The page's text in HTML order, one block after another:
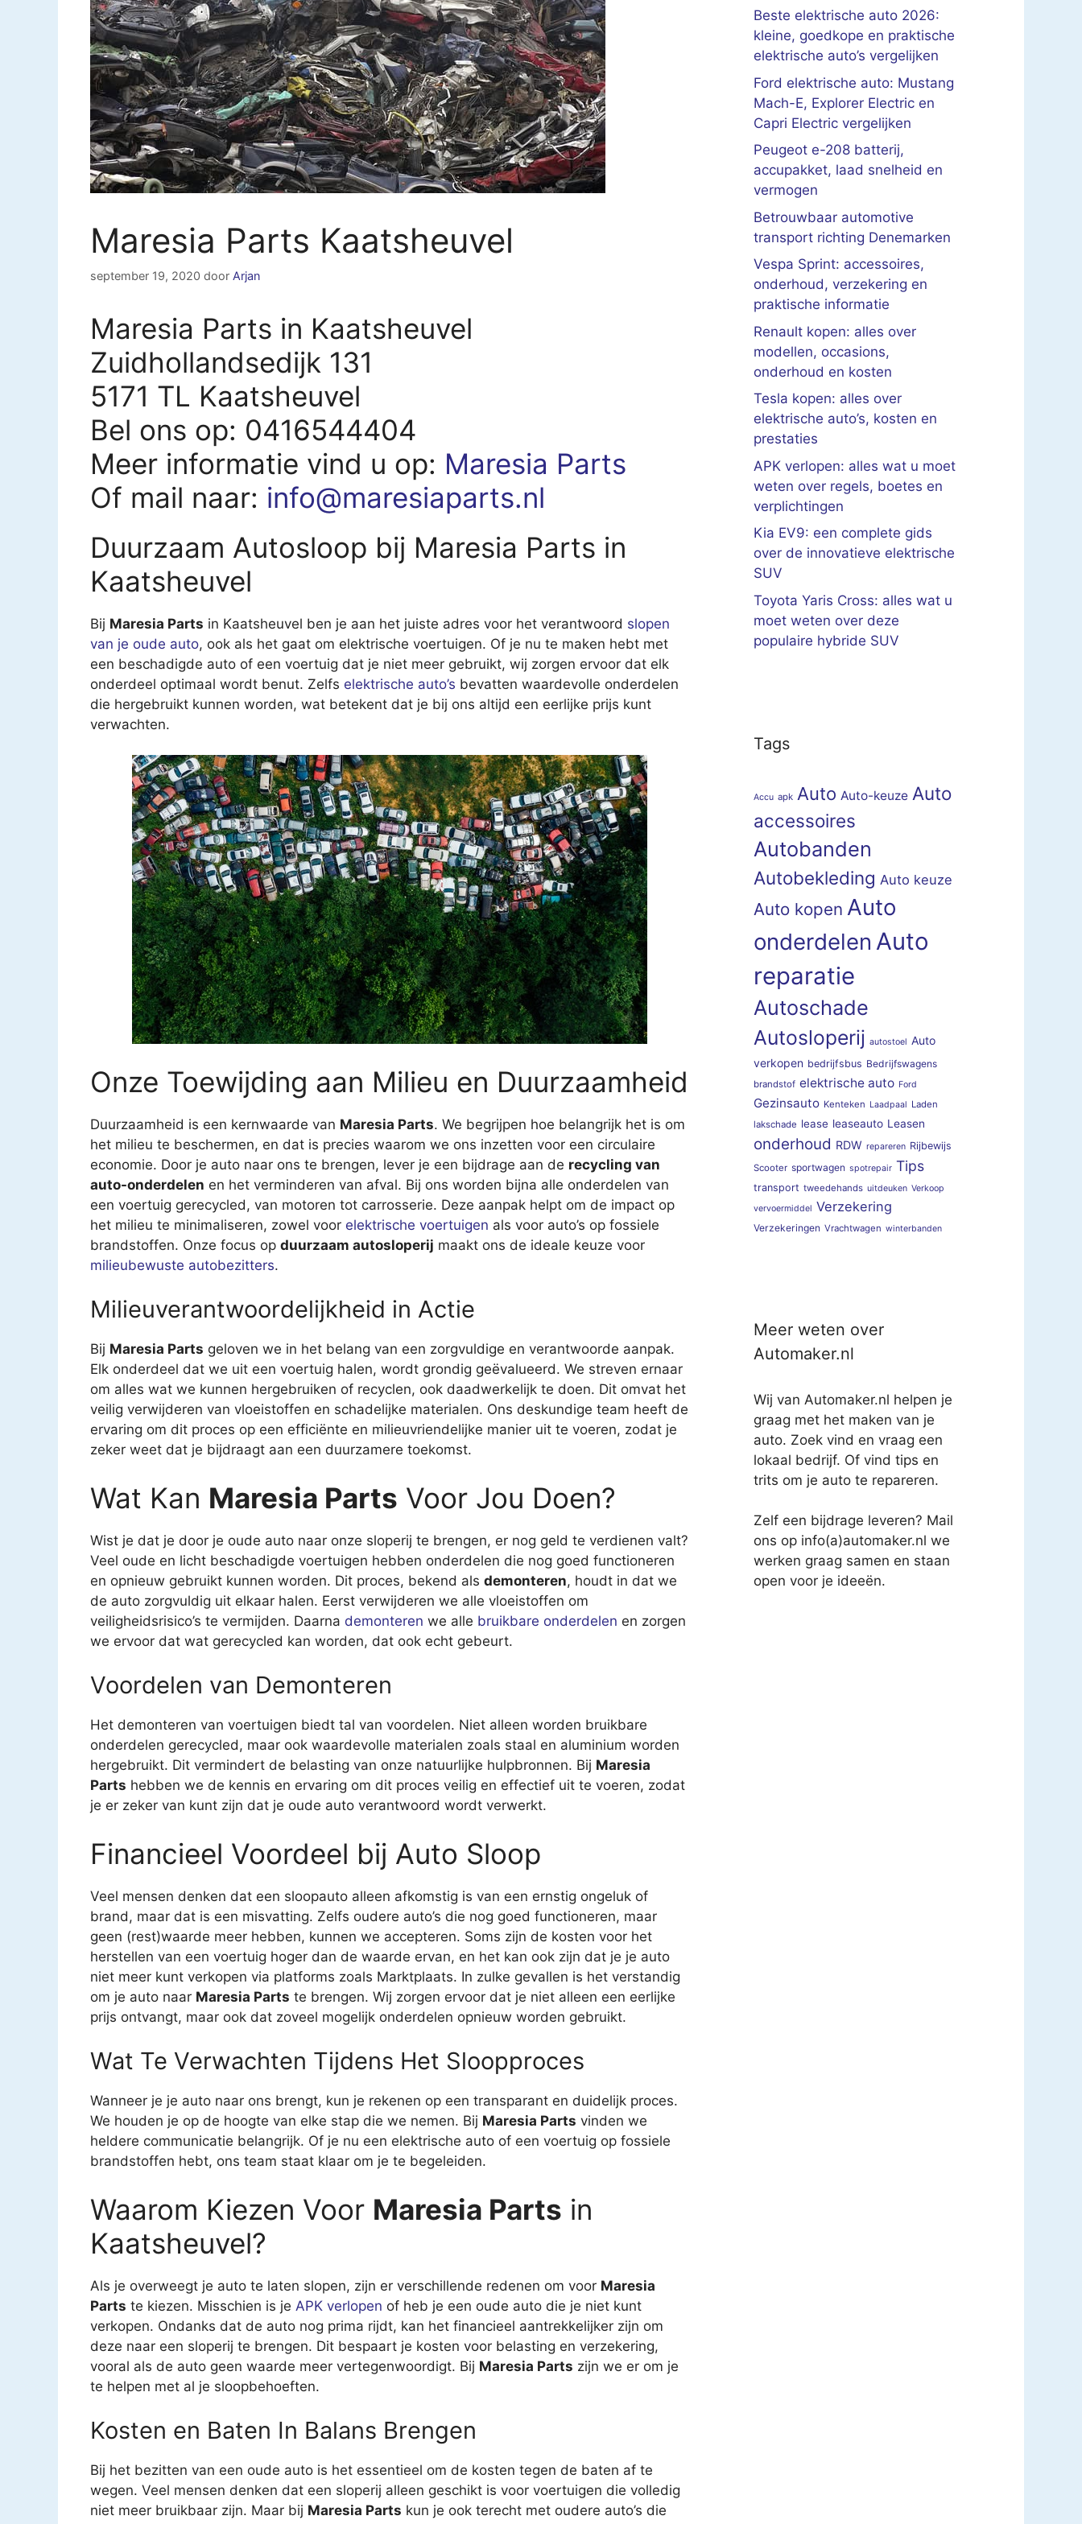
Maresia Parts Kaatsheuvel
september 19, 2020 door Arjan
Maresia Parts in Kaatsheuvel
Zuidhollandsedijk 131
5171 TL Kaatsheuvel
Bel ons op: 0416544404
Meer informatie vind u op: Maresia Parts
Of mail naar: info@maresiaparts.nl
Duurzaam Autosloop bij Maresia Parts in
Kaatsheuvel
Bij Maresia Parts in Kaatsheuvel ben je aan het juiste adres voor het verantwoord slopen
van je oude auto, ook als het gaat om elektrische voertuigen. Of je nu te maken hebt met
een beschadigde auto of een voertuig dat je niet meer gebruikt, wij zorgen ervoor dat elk
onderdeel optimaal wordt benut. Zelfs elektrische auto’s bevatten waardevolle onderdelen
die hergebruikt kunnen worden, wat betekent dat je bij ons altijd een eerlijke prijs kunt
verwachten.
Onze Toewijding aan Milieu en Duurzaamheid
Duurzaamheid is een kernwaarde van Maresia Parts. We begrijpen hoe belangrijk het is om
het milieu te beschermen, en dat is precies waarom we ons inzetten voor een circulaire
economie. Door je auto naar ons te brengen, lever je een bijdrage aan de recycling van
auto-onderdelen en het verminderen van afval. Bij ons worden bijna alle onderdelen van
een voertuig gerecycled, van motoren tot carrosserie. Deze aanpak helpt om de impact op
het milieu te minimaliseren, zowel voor elektrische voertuigen als voor auto’s op fossiele
brandstoffen. Onze focus op duurzaam autosloperij maakt ons de ideale keuze voor
milieubewuste autobezitters.
Milieuverantwoordelijkheid in Actie
Bij Maresia Parts geloven we in het belang van een zorgvuldige en verantwoorde aanpak.
Elk onderdeel dat we uit een voertuig halen, wordt grondig geëvalueerd. We streven ernaar
om alles wat we kunnen hergebruiken of recyclen, ook daadwerkelijk te doen. Dit omvat het
veilig verwijderen van vloeistoffen en schadelijke materialen. Ons deskundige team heeft de
ervaring om dit proces op een efficiënte en milieuvriendelijke manier uit te voeren, zodat je
zeker weet dat je bijdraagt aan een duurzamere toekomst.
Wat Kan Maresia Parts Voor Jou Doen?
Wist je dat je door je oude auto naar onze sloperij te brengen, er nog geld te verdienen valt?
Veel oude en licht beschadigde voertuigen hebben onderdelen die nog goed functioneren
en opnieuw gebruikt kunnen worden. Dit proces, bekend als demonteren, houdt in dat we
de auto zorgvuldig uit elkaar halen. Eerst verwijderen we alle vloeistoffen om
veiligheidsrisico’s te vermijden. Daarna demonteren we alle bruikbare onderdelen en zorgen
we ervoor dat wat gerecycled kan worden, dat ook echt gebeurt.
Voordelen van Demonteren
Het demonteren van voertuigen biedt tal van voordelen. Niet alleen worden bruikbare
onderdelen gerecycled, maar ook waardevolle materialen zoals staal en aluminium worden
hergebruikt. Dit vermindert de belasting van onze natuurlijke hulpbronnen. Bij Maresia
Parts hebben we de kennis en ervaring om dit proces veilig en effectief uit te voeren, zodat
je er zeker van kunt zijn dat je oude auto verantwoord wordt verwerkt.
Financieel Voordeel bij Auto Sloop
Veel mensen denken dat een sloopauto alleen afkomstig is van een ernstig ongeluk of
brand, maar dat is een misvatting. Zelfs oudere auto’s die nog goed functioneren, maar
geen (rest)waarde meer hebben, kunnen we accepteren. Soms zijn de kosten voor het
herstellen van een voertuig hoger dan de waarde ervan, en het kan ook zijn dat je je auto
niet meer kunt verkopen via platforms zoals Marktplaats. In zulke gevallen is het verstandig
om je auto naar Maresia Parts te brengen. Wij zorgen ervoor dat je niet alleen een eerlijke
prijs ontvangt, maar ook dat zoveel mogelijk onderdelen opnieuw worden gebruikt.
Wat Te Verwachten Tijdens Het Sloopproces
Wanneer je je auto naar ons brengt, kun je rekenen op een transparant en duidelijk proces.
We houden je op de hoogte van elke stap die we nemen. Bij Maresia Parts vinden we
heldere communicatie belangrijk. Of je nu een elektrische auto of een voertuig op fossiele
brandstoffen hebt, ons team staat klaar om je te begeleiden.
Waarom Kiezen Voor Maresia Parts in
Kaatsheuvel?
Als je overweegt je auto te laten slopen, zijn er verschillende redenen om voor Maresia
Parts te kiezen. Misschien is je APK verlopen of heb je een oude auto die je niet kunt
verkopen. Ondanks dat de auto nog prima rijdt, kan het financieel aantrekkelijker zijn om
deze naar een sloperij te brengen. Dit bespaart je kosten voor belasting en verzekering,
vooral als de auto geen waarde meer vertegenwoordigt. Bij Maresia Parts zijn we er om je
te helpen met al je sloopbehoeften.
Kosten en Baten In Balans Brengen
Bij het bezitten van een oude auto is het essentieel om de kosten tegen de baten af te
wegen. Veel mensen denken dat een sloperij alleen geschikt is voor voertuigen die volledig
niet meer bruikbaar zijn. Maar bij Maresia Parts kun je ook terecht met oudere auto’s die
Beste elektrische auto 2026:
kleine, goedkope en praktische
elektrische auto’s vergelijken
Ford elektrische auto: Mustang
Mach-E, Explorer Electric en
Capri Electric vergelijken
Peugeot e-208 batterij,
accupakket, laad snelheid en
vermogen
Betrouwbaar automotive
transport richting Denemarken
Vespa Sprint: accessoires,
onderhoud, verzekering en
praktische informatie
Renault kopen: alles over
modellen, occasions,
onderhoud en kosten
Tesla kopen: alles over
elektrische auto’s, kosten en
prestaties
APK verlopen: alles wat u moet
weten over regels, boetes en
verplichtingen
Kia EV9: een complete gids
over de innovatieve elektrische
SUV
Toyota Yaris Cross: alles wat u
moet weten over deze
populaire hybride SUV
Tags
Accu apk Auto Auto-keuze Auto
accessoires
Autobanden
Autobekleding Auto keuze
Auto kopen Auto
onderdelen Auto
reparatie
Autoschade
Autosloperij autostoel Auto
verkopen bedrijfsbus Bedrijfswagens
brandstof elektrische auto Ford
Gezinsauto Kenteken Laadpaal Laden
lakschade lease leaseauto Leasen
onderhoud RDW repareren Rijbewijs
Scooter sportwagen spotrepair Tips
transport tweedehands uitdeuken Verkoop
vervoermiddel Verzekering
Verzekeringen Vrachtwagen winterbanden
Meer weten over
Automaker.nl
Wij van Automaker.nl helpen je
graag met het maken van je
auto. Zoek vind en vraag een
lokaal bedrijf. Of vind tips en
trits om je auto te repareren.
Zelf een bijdrage leveren? Mail
ons op info(a)automaker.nl we
werken graag samen en staan
open voor je ideeën.